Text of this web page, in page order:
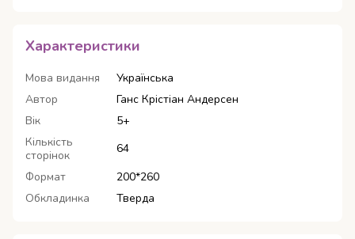
Характеристики
Мова видання
Українська
Автор
Ганс Крістіан Андерсен
Вік
5+
Кількість
сторінок
64
Формат
200*260
Обкладинка
Тверда